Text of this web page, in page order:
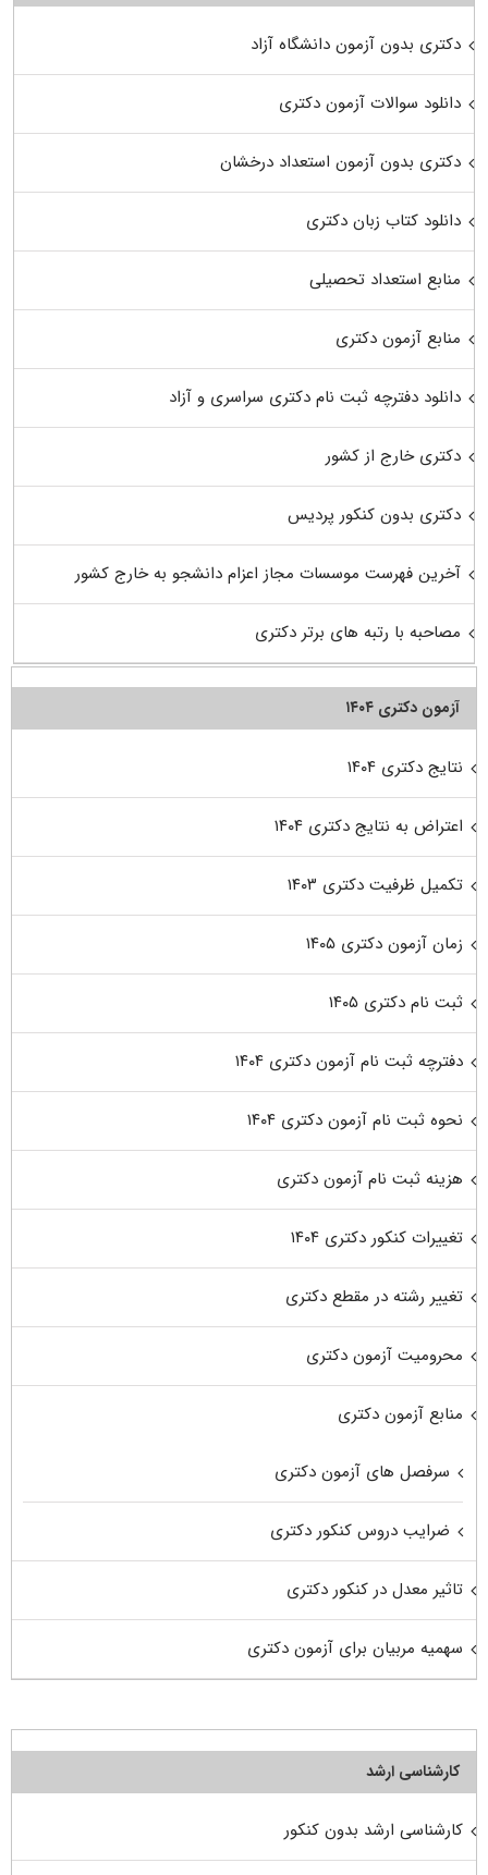
دکتری بدون آزمون دانشگاه آزاد
دانلود سوالات آزمون دکتری
دکتری بدون آزمون استعداد درخشان
دانلود کتاب زبان دکتری
منابع استعداد تحصیلی
منابع آزمون دکتری
دانلود دفترچه ثبت نام دکتری سراسری و آزاد
دکتری خارج از کشور
دکتری بدون کنکور پردیس
آخرین فهرست موسسات مجاز اعزام دانشجو به خارج کشور
مصاحبه با رتبه های برتر دکتری
آزمون دکتری ۱۴۰۴
نتایج دکتری ۱۴۰۴
اعتراض به نتایج دکتری ۱۴۰۴
تکمیل ظرفیت دکتری ۱۴۰۳
زمان آزمون دکتری ۱۴۰۵
ثبت نام دکتری ۱۴۰۵
دفترچه ثبت نام آزمون دکتری ۱۴۰۴
نحوه ثبت نام آزمون دکتری ۱۴۰۴
هزینه ثبت نام آزمون دکتری
تغییرات کنکور دکتری ۱۴۰۴
تغییر رشته در مقطع دکتری
محرومیت آزمون دکتری
منابع آزمون دکتری
سرفصل های آزمون دکتری
ضرایب دروس کنکور دکتری
تاثیر معدل در کنکور دکتری
سهمیه مربیان برای آزمون دکتری
کارشناسی ارشد
کارشناسی ارشد بدون کنکور